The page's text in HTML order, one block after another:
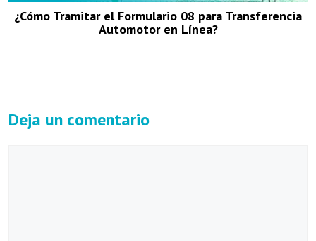
¿Cómo Tramitar el Formulario 08 para Transferencia
Automotor en Línea?
Deja un comentario